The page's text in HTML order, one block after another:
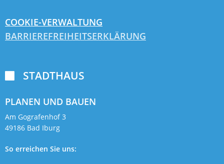
COOKIE-VERWALTUNG
BARRIEREFREIHEITSERKLÄRUNG
STADTHAUS
PLANEN UND BAUEN
Am Gografenhof 3
49186 Bad Iburg
So erreichen Sie uns: